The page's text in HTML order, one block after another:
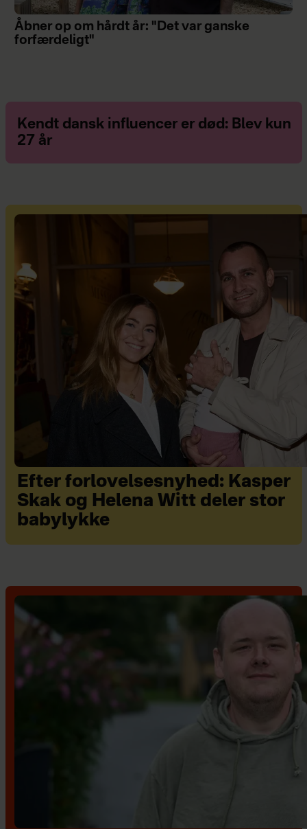
Åbner op om hårdt år: "Det var ganske
forfærdeligt"
Kendt dansk influencer er død: Blev kun
27 år
Efter forlovelsesnyhed: Kasper
Skak og Helena Witt deler stor
babylykke